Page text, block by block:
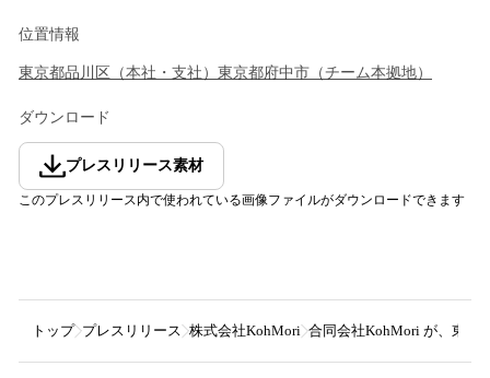
位置情報
東京都品川区 （本社・支社 ） 東京都府中市 （チーム本拠地）
ダウンロード
プレスリリース素材
このプレスリリース内で使われている画像ファイルがダウンロードできます
トップ プレスリリース 株式会社KohMori 合同会社KohMori が、東京